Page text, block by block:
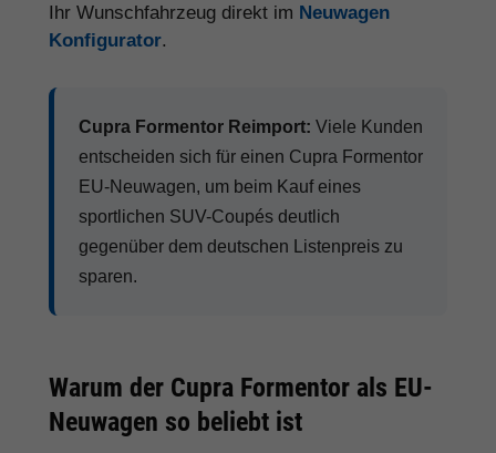
Ihr Wunschfahrzeug direkt im Neuwagen
Konfigurator.
Cupra Formentor Reimport: Viele Kunden
entscheiden sich für einen Cupra Formentor
EU-Neuwagen, um beim Kauf eines
sportlichen SUV-Coupés deutlich
gegenüber dem deutschen Listenpreis zu
sparen.
Warum der Cupra Formentor als EU-
Neuwagen so beliebt ist